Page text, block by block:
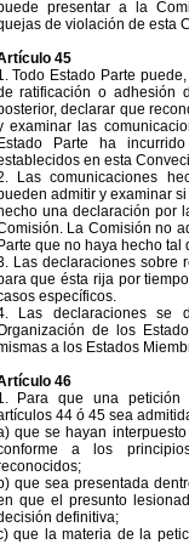
presentar a la
de violación de esta
45
Todo Estado Parte
ratificación o adhesión
declarar que
examinar las
Estado Parte ha
en esta
Las comunicaciones
admitir y examinar
una declaración por
La Comisión no
Parte que no haya hecho tal
Las declaraciones sobre
que ésta rija por
específicos.
Las declaraciones se
de los
a los Estados
46
Para que una petición
44 ó 45 sea
que se hayan
a los
que sea presentada
que el presunto
definitiva;
que la materia de la